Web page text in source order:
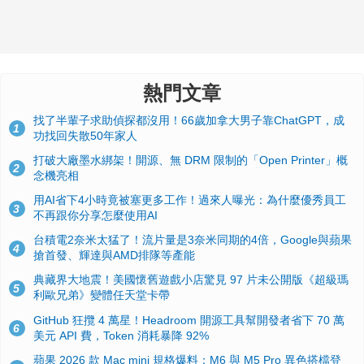
熱門文章
1
找了半輩子求助偵探都沒用！66歲加拿大男子靠ChatGPT，成
功找回失散50年家人
2
打破大廠墨水綁架！開源、無 DRM 限制的「Open Printer」概
念機亮相
3
用AI省下4小時竟被塞更多工作！過來人曝光：為什麼優秀員工
不再跟你分享怎麼使用AI
4
台積電2奈米太猛了！流片量是3奈米同期的4倍，Google與蘋果
搶首發、輝達與AMD排隊等產能
5
典藏界大地震！美國懷舊遊戲小店驚見 97 片未公開版《超級瑪
利歐兄弟》變體任天堂卡帶
6
GitHub 狂攬 4 萬星！Headroom 開源工具幫開發者省下 70 萬
美元 API 費，Token 消耗暴降 92%
蘋果 2026 款 Mac mini 規格爆料：M6 與 M5 Pro 異色搭檔登